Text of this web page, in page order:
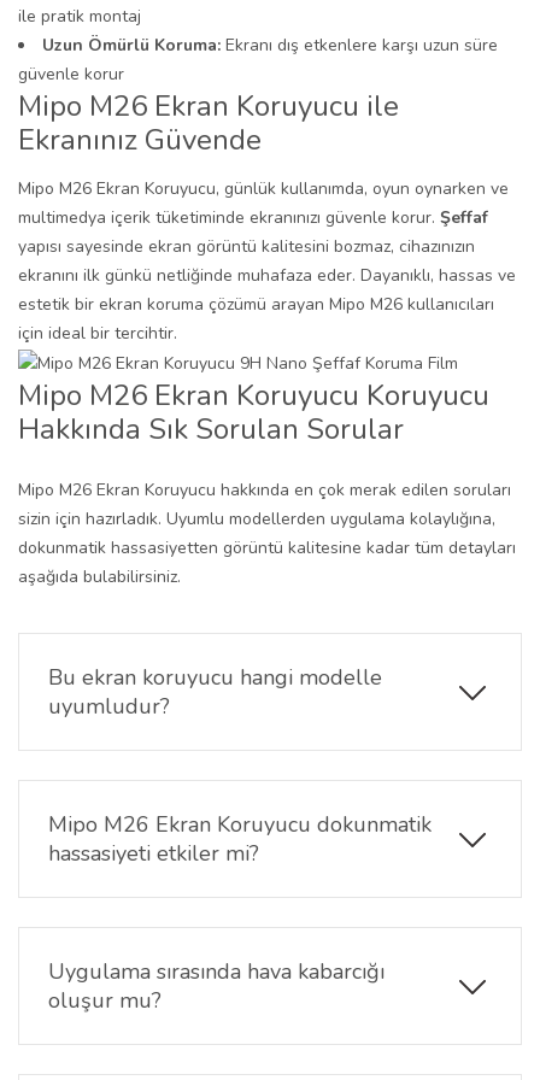
ile pratik montaj
Uzun Ömürlü Koruma: Ekranı dış etkenlere karşı uzun süre
güvenle korur
Mipo M26 Ekran Koruyucu ile
Ekranınız Güvende
Mipo M26 Ekran Koruyucu, günlük kullanımda, oyun oynarken ve
multimedya içerik tüketiminde ekranınızı güvenle korur. Şeffaf
yapısı sayesinde ekran görüntü kalitesini bozmaz, cihazınızın
ekranını ilk günkü netliğinde muhafaza eder. Dayanıklı, hassas ve
estetik bir ekran koruma çözümü arayan Mipo M26 kullanıcıları
için ideal bir tercihtir.
Mipo M26 Ekran Koruyucu Koruyucu
Hakkında Sık Sorulan Sorular
Mipo M26 Ekran Koruyucu hakkında en çok merak edilen soruları
sizin için hazırladık. Uyumlu modellerden uygulama kolaylığına,
dokunmatik hassasiyetten görüntü kalitesine kadar tüm detayları
aşağıda bulabilirsiniz.
Bu ekran koruyucu hangi modelle
uyumludur?
Ürün, yalnızca Mipo M26 modelinin 6.51 inç ekranı
ile tam uyumludur. Diğer Mipo veya farklı marka
modellerle uyum sağlamaz.
Mipo M26 Ekran Koruyucu dokunmatik
hassasiyeti etkiler mi?
Hayır, Mipo M26 ekran koruyucu ultra ince nano
yapısı sayesinde dokunmatik performansını
etkilemez. Telefonunuzu ilk günkü hassasiyetiyle
kullanabilirsiniz.
Uygulama sırasında hava kabarcığı
oluşur mu?
Kabarcık önleyici özelliği sayesinde doğru uygulama